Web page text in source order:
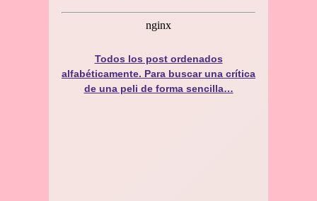
Todos los post ordenados
alfabéticamente. Para buscar una crítica
de una peli de forma sencilla…